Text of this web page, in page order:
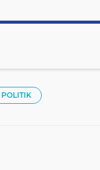
POLITIK